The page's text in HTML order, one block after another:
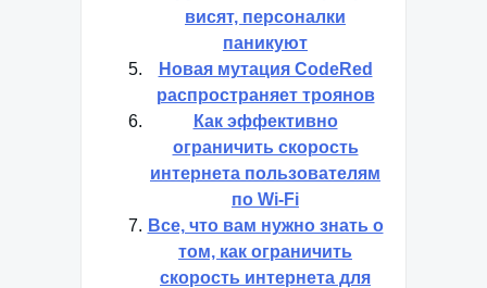
висят, персоналки
паникуют
Новая мутация CodeRed
распространяет троянов
Как эффективно
ограничить скорость
интернета пользователям
по Wi-Fi
Все, что вам нужно знать о
том, как ограничить
скорость интернета для